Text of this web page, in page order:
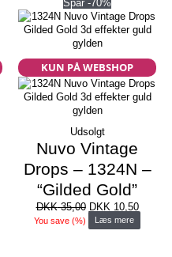
Spar -70%
KUN PÅ WEBSHOP
Udsolgt
Nuvo Vintage
Drops – 1324N –
“Gilded Gold”
DKK35,00 Den
oprindelige
pris
DKK 10,50Den
pris
You save (%) Læs mere